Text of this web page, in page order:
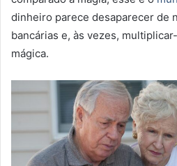
dinheiro parece desaparecer de
bancárias e, às vezes,
mágica.